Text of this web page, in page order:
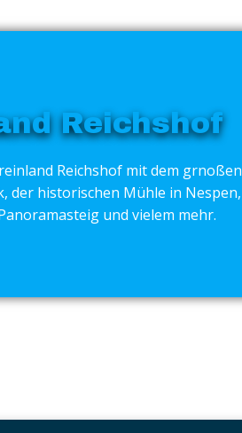
Reichshof
Reichshof mit dem grnoßen
der historischen Mühle in Nespen,
und vielem mehr.